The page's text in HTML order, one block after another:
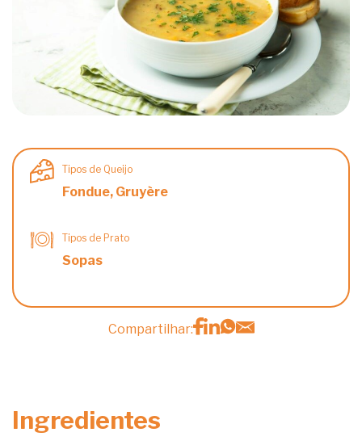
Tipos de Queijo
Fondue, Gruyère
Tipos de Prato
Sopas
Compartilhar:
Ingredientes